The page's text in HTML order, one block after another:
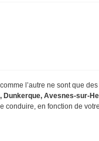
l’autre ne sont que
Avesnes-sur-
conduire, en fonction de